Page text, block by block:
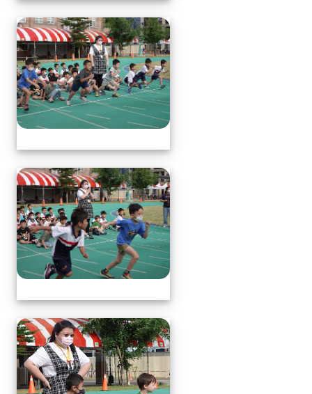
體育表演會(全員賽跑會前賽)
體育表演會(全員賽跑會前賽)
體育表演會(全員賽跑會前賽)